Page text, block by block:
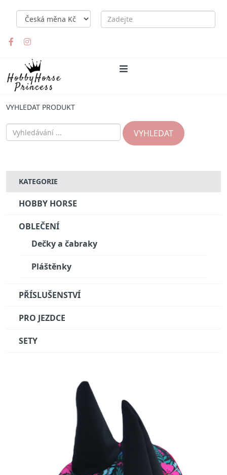
VYHLEDAT PRODUKT
VYHLEDAT
KATEGORIE
HOBBY HORSE
OBLEČENÍ
Dečky a čabraky
Pláštěnky
PŘÍSLUŠENSTVÍ
PRO JEZDCE
SETY